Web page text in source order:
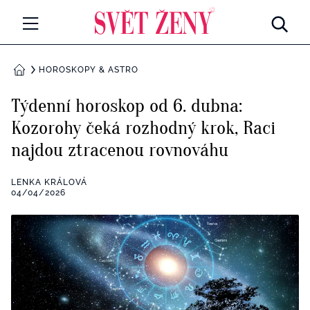
Všechny kategorie
Rozhovory
RETROHUBKY
Všechny kategorie
Seberozvoj
Všechny kategorie
Životní styl
ZÁBAVA
Všechny kategorie
Testy a kvízy
BYDLENÍ
Všechny kategorie
DOMŮHOROSKOPY & ASTRO
Týdenní horoskop od 6. dubna:
Kozorohy čeká rozhodný krok, Raci
najdou ztracenou rovnováhu
LENKA KRÁLOVÁ
04/04/2026